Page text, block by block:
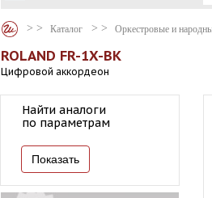
Каталог Оркестровые и
ROLAND FR-1X-BK
Цифровой аккордеон
Найти аналоги
по параметрам